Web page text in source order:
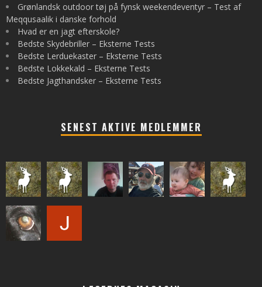
Grønlandsk outdoor tøj på fynsk weekendeventyr – Test af
Meqqusaalik i danske forhold
Hvad er en jagt efterskole?
Bedste Skydebriller – Eksterne Tests
Bedste Lerduekaster – Eksterne Tests
Bedste Lokkekald – Eksterne Tests
Bedste Jagthandsker – Eksterne Tests
SENEST AKTIVE MEDLEMMER